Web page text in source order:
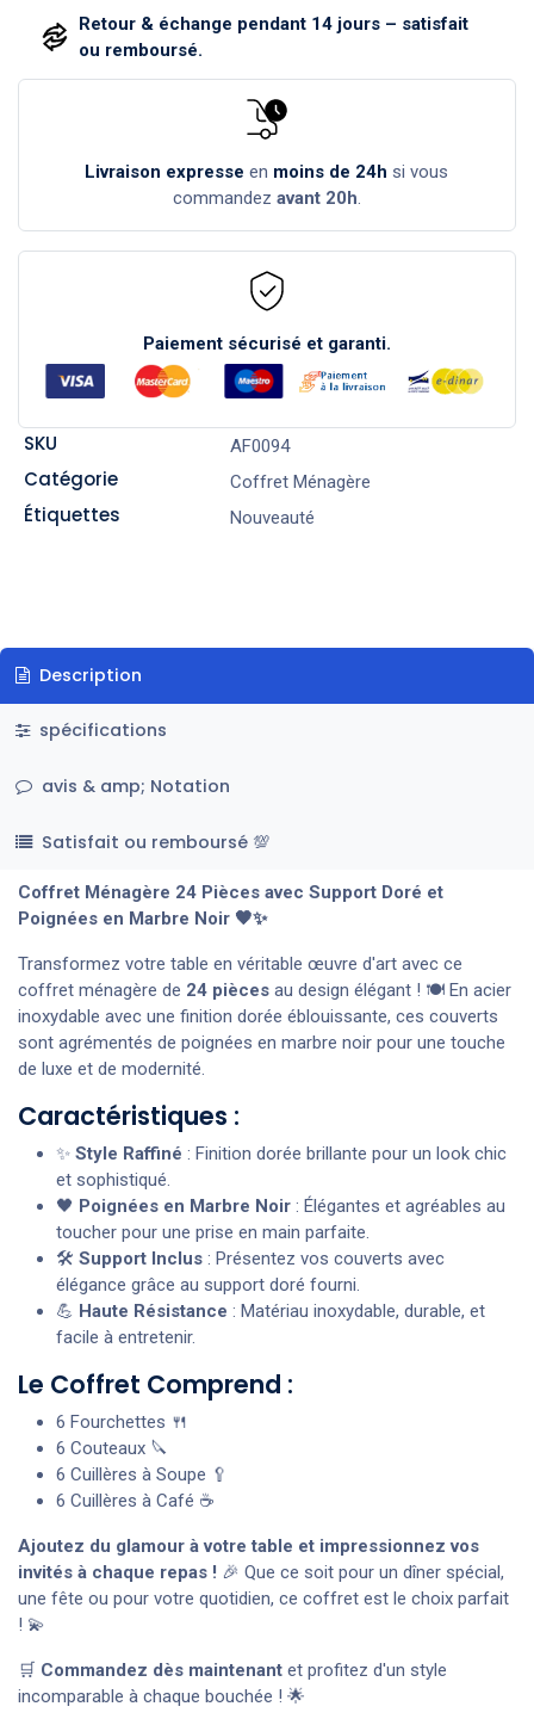
Retour & échange pendant 14 jours – satisfait
ou remboursé.
Livraison expresse en moins de 24h si vous
commandez avant 20h.
Paiement sécurisé et garanti.
SKU AF0094
Catégorie Coffret Ménagère
Étiquettes Nouveauté
Description
spécifications
avis & amp; Notation
Satisfait ou remboursé 💯
Coffret Ménagère 24 Pièces avec Support Doré et
Poignées en Marbre Noir 🖤✨
Transformez votre table en véritable œuvre d'art avec ce
coffret ménagère de 24 pièces au design élégant ! 🍽️ En acier
inoxydable avec une finition dorée éblouissante, ces couverts
sont agrémentés de poignées en marbre noir pour une touche
de luxe et de modernité.
Caractéristiques :
✨ Style Raffiné : Finition dorée brillante pour un look chic
et sophistiqué.
🖤 Poignées en Marbre Noir : Élégantes et agréables au
toucher pour une prise en main parfaite.
🛠️ Support Inclus : Présentez vos couverts avec
élégance grâce au support doré fourni.
💪 Haute Résistance : Matériau inoxydable, durable, et
facile à entretenir.
Le Coffret Comprend :
6 Fourchettes 🍴
6 Couteaux 🔪
6 Cuillères à Soupe 🥄
6 Cuillères à Café ☕
Ajoutez du glamour à votre table et impressionnez vos
invités à chaque repas ! 🎉 Que ce soit pour un dîner spécial,
une fête ou pour votre quotidien, ce coffret est le choix parfait
! 💫
🛒 Commandez dès maintenant et profitez d'un style
incomparable à chaque bouchée ! 🌟